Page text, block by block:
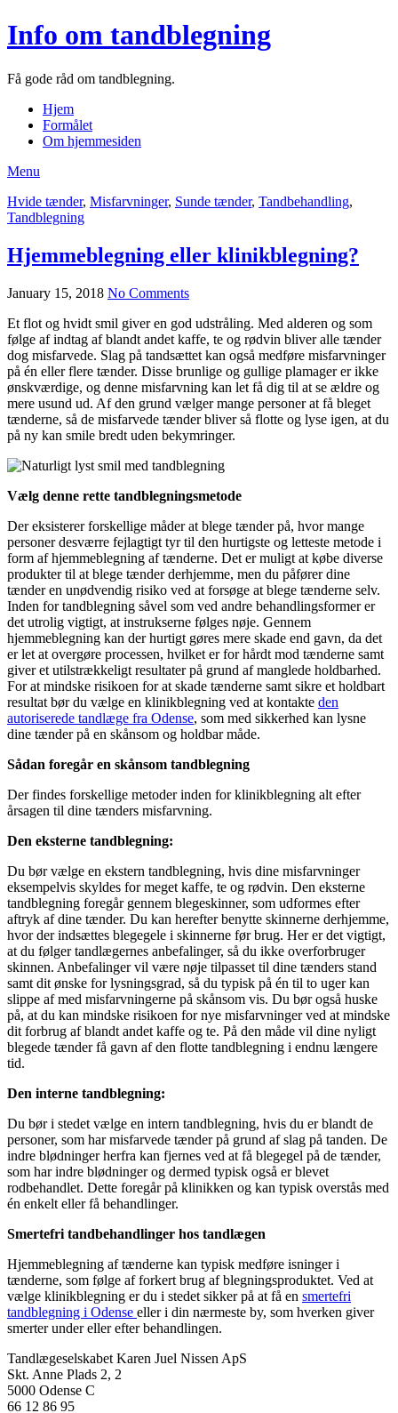
Info om tandblegning
Få gode råd om tandblegning.
Hjem
Formålet
Om hjemmesiden
Menu
Hvide tænder, Misfarvninger, Sunde tænder, Tandbehandling,
Tandblegning
Hjemmeblegning eller klinikblegning?
January 15, 2018 No Comments
Et flot og hvidt smil giver en god udstråling. Med alderen og som
følge af indtag af blandt andet kaffe, te og rødvin bliver alle tænder
dog misfarvede. Slag på tandsættet kan også medføre misfarvninger
på én eller flere tænder. Disse brunlige og gullige plamager er ikke
ønskværdige, og denne misfarvning kan let få dig til at se ældre og
mere usund ud. Af den grund vælger mange personer at få bleget
tænderne, så de misfarvede tænder bliver så flotte og lyse igen, at du
på ny kan smile bredt uden bekymringer.
Vælg denne rette tandblegningsmetode
Der eksisterer forskellige måder at blege tænder på, hvor mange
personer desværre fejlagtigt tyr til den hurtigste og letteste metode i
form af hjemmeblegning af tænderne. Det er muligt at købe diverse
produkter til at blege tænder derhjemme, men du påfører dine
tænder en unødvendig risiko ved at forsøge at blege tænderne selv.
Inden for tandblegning såvel som ved andre behandlingsformer er
det utrolig vigtigt, at instrukserne følges nøje. Gennem
hjemmeblegning kan der hurtigt gøres mere skade end gavn, da det
er let at overgøre processen, hvilket er for hårdt mod tænderne samt
giver et utilstrækkeligt resultater på grund af manglede holdbarhed.
For at mindske risikoen for at skade tænderne samt sikre et holdbart
resultat bør du vælge en klinikblegning ved at kontakte den
autoriserede tandlæge fra Odense, som med sikkerhed kan lysne
dine tænder på en skånsom og holdbar måde.
Sådan foregår en skånsom tandblegning
Der findes forskellige metoder inden for klinikblegning alt efter
årsagen til dine tænders misfarvning.
Den eksterne tandblegning:
Du bør vælge en ekstern tandblegning, hvis dine misfarvninger
eksempelvis skyldes for meget kaffe, te og rødvin. Den eksterne
tandblegning foregår gennem blegeskinner, som udformes efter
aftryk af dine tænder. Du kan herefter benytte skinnerne derhjemme,
hvor der indsættes blegegele i skinnerne før brug. Her er det vigtigt,
at du følger tandlægernes anbefalinger, så du ikke overforbruger
skinnen. Anbefalinger vil være nøje tilpasset til dine tænders stand
samt dit ønske for lysningsgrad, så du typisk på én til to uger kan
slippe af med misfarvningerne på skånsom vis. Du bør også huske
på, at du kan mindske risikoen for nye misfarvninger ved at mindske
dit forbrug af blandt andet kaffe og te. På den måde vil dine nyligt
blegede tænder få gavn af den flotte tandblegning i endnu længere
tid.
Den interne tandblegning:
Du bør i stedet vælge en intern tandblegning, hvis du er blandt de
personer, som har misfarvede tænder på grund af slag på tanden. De
indre blødninger herfra kan fjernes ved at få blegegel på de tænder,
som har indre blødninger og dermed typisk også er blevet
rodbehandlet. Dette foregår på klinikken og kan typisk overstås med
én enkelt eller få behandlinger.
Smertefri tandbehandlinger hos tandlægen
Hjemmeblegning af tænderne kan typisk medføre isninger i
tænderne, som følge af forkert brug af blegningsproduktet. Ved at
vælge klinikblegning er du i stedet sikker på at få en smertefri
tandblegning i Odense eller i din nærmeste by, som hverken giver
smerter under eller efter behandlingen.
Tandlægeselskabet Karen Juel Nissen ApS
Skt. Anne Plads 2, 2
5000 Odense C
66 12 86 95